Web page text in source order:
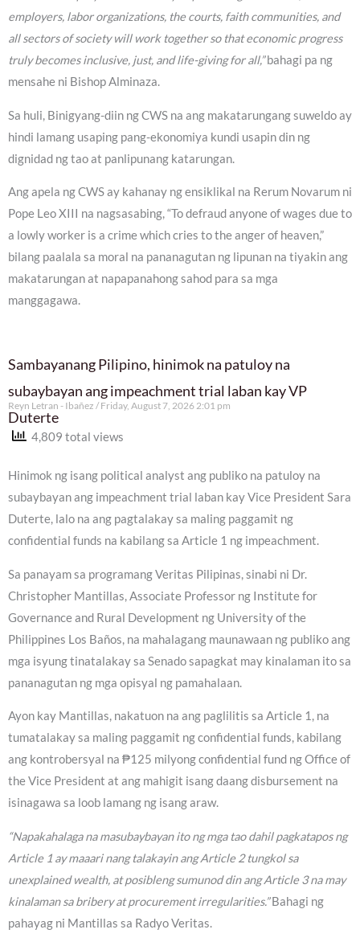
employers, labor organizations, the courts, faith communities, and
all sectors of society will work together so that economic progress
truly becomes inclusive, just, and life-giving for all,”bahagi pa ng
mensahe ni Bishop Alminaza.
Sa huli, Binigyang-diin ng CWS na ang makatarungang suweldo ay
hindi lamang usaping pang-ekonomiya kundi usapin din ng
dignidad ng tao at panlipunang katarungan.
Ang apela ng CWS ay kahanay ng ensiklikal na Rerum Novarum ni
Pope Leo XIII na nagsasabing, “To defraud anyone of wages due to
a lowly worker is a crime which cries to the anger of heaven,”
bilang paalala sa moral na pananagutan ng lipunan na tiyakin ang
makatarungan at napapanahong sahod para sa mga
manggagawa.
Sambayanang Pilipino, hinimok na patuloy na
subaybayan ang impeachment trial laban kay VP
Duterte
Reyn Letran - Ibañez Friday, August 7, 2026 2:01 pm
4,809 total views
Hinimok ng isang political analyst ang publiko na patuloy na
subaybayan ang impeachment trial laban kay Vice President Sara
Duterte, lalo na ang pagtalakay sa maling paggamit ng
confidential funds na kabilang sa Article 1 ng impeachment.
Sa panayam sa programang Veritas Pilipinas, sinabi ni Dr.
Christopher Mantillas, Associate Professor ng Institute for
Governance and Rural Development ng University of the
Philippines Los Baños, na mahalagang maunawaan ng publiko ang
mga isyung tinatalakay sa Senado sapagkat may kinalaman ito sa
pananagutan ng mga opisyal ng pamahalaan.
Ayon kay Mantillas, nakatuon na ang paglilitis sa Article 1, na
tumatalakay sa maling paggamit ng confidential funds, kabilang
ang kontrobersyal na ₱125 milyong confidential fund ng Office of
the Vice President at ang mahigit isang daang disbursement na
isinagawa sa loob lamang ng isang araw.
“Napakahalaga na masubaybayan ito ng mga tao dahil pagkatapos ng
Article 1 ay maaari nang talakayin ang Article 2 tungkol sa
unexplained wealth, at posibleng sumunod din ang Article 3 na may
kinalaman sa bribery at procurement irregularities.”Bahagi ng
pahayag ni Mantillas sa Radyo Veritas.